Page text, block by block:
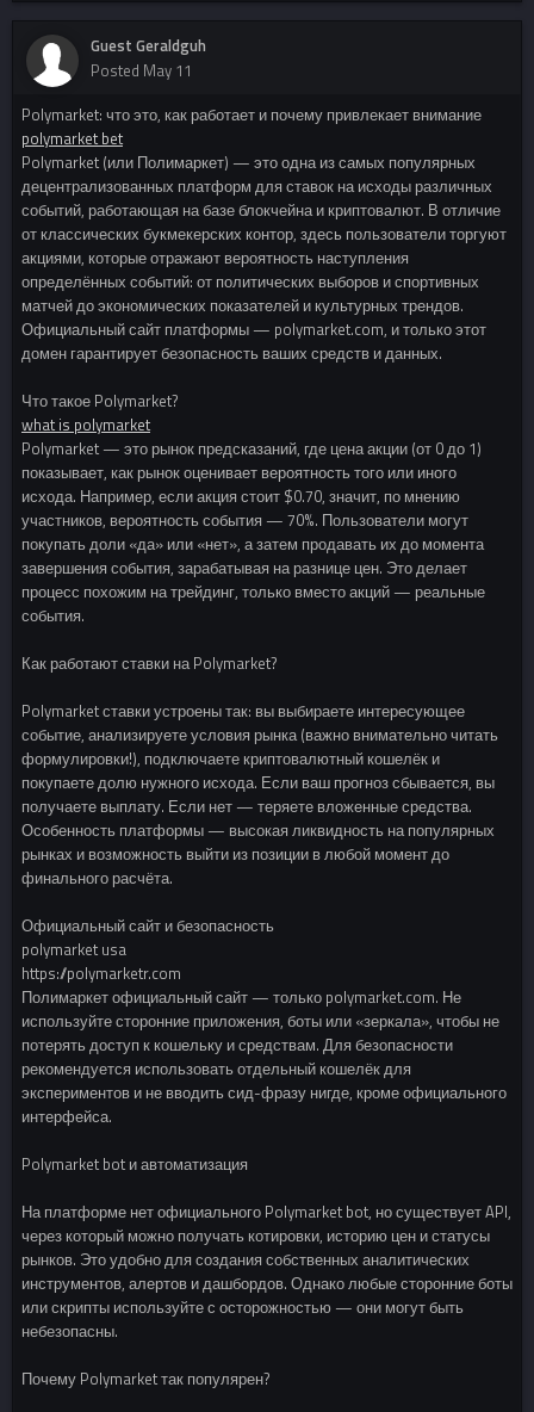
Guest Geraldguh
Posted May 11
Polymarket: что это, как работает и почему привлекает внимание
polymarket bet
Polymarket (или Полимаркет) — это одна из самых популярных
децентрализованных платформ для ставок на исходы различных
событий, работающая на базе блокчейна и криптовалют. В отличие
от классических букмекерских контор, здесь пользователи торгуют
акциями, которые отражают вероятность наступления
определённых событий: от политических выборов и спортивных
матчей до экономических показателей и культурных трендов.
Официальный сайт платформы — polymarket.com, и только этот
домен гарантирует безопасность ваших средств и данных.
Что такое Polymarket?
what is polymarket
Polymarket — это рынок предсказаний, где цена акции (от 0 до 1)
показывает, как рынок оценивает вероятность того или иного
исхода. Например, если акция стоит $0.70, значит, по мнению
участников, вероятность события — 70%. Пользователи могут
покупать доли «да» или «нет», а затем продавать их до момента
завершения события, зарабатывая на разнице цен. Это делает
процесс похожим на трейдинг, только вместо акций — реальные
события.
Как работают ставки на Polymarket?
Polymarket ставки устроены так: вы выбираете интересующее
событие, анализируете условия рынка (важно внимательно читать
формулировки!), подключаете криптовалютный кошелёк и
покупаете долю нужного исхода. Если ваш прогноз сбывается, вы
получаете выплату. Если нет — теряете вложенные средства.
Особенность платформы — высокая ликвидность на популярных
рынках и возможность выйти из позиции в любой момент до
финального расчёта.
Официальный сайт и безопасность
polymarket usa
https://polymarketr.com
Полимаркет официальный сайт — только polymarket.com. Не
используйте сторонние приложения, боты или «зеркала», чтобы не
потерять доступ к кошельку и средствам. Для безопасности
рекомендуется использовать отдельный кошелёк для
экспериментов и не вводить сид-фразу нигде, кроме официального
интерфейса.
Polymarket bot и автоматизация
На платформе нет официального Polymarket bot, но существует API,
через который можно получать котировки, историю цен и статусы
рынков. Это удобно для создания собственных аналитических
инструментов, алертов и дашбордов. Однако любые сторонние боты
или скрипты используйте с осторожностью — они могут быть
небезопасны.
Почему Polymarket так популярен?